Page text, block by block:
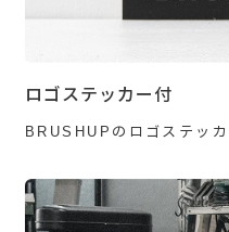
ロゴステッカー付
BRUSHUPのロゴステッカ